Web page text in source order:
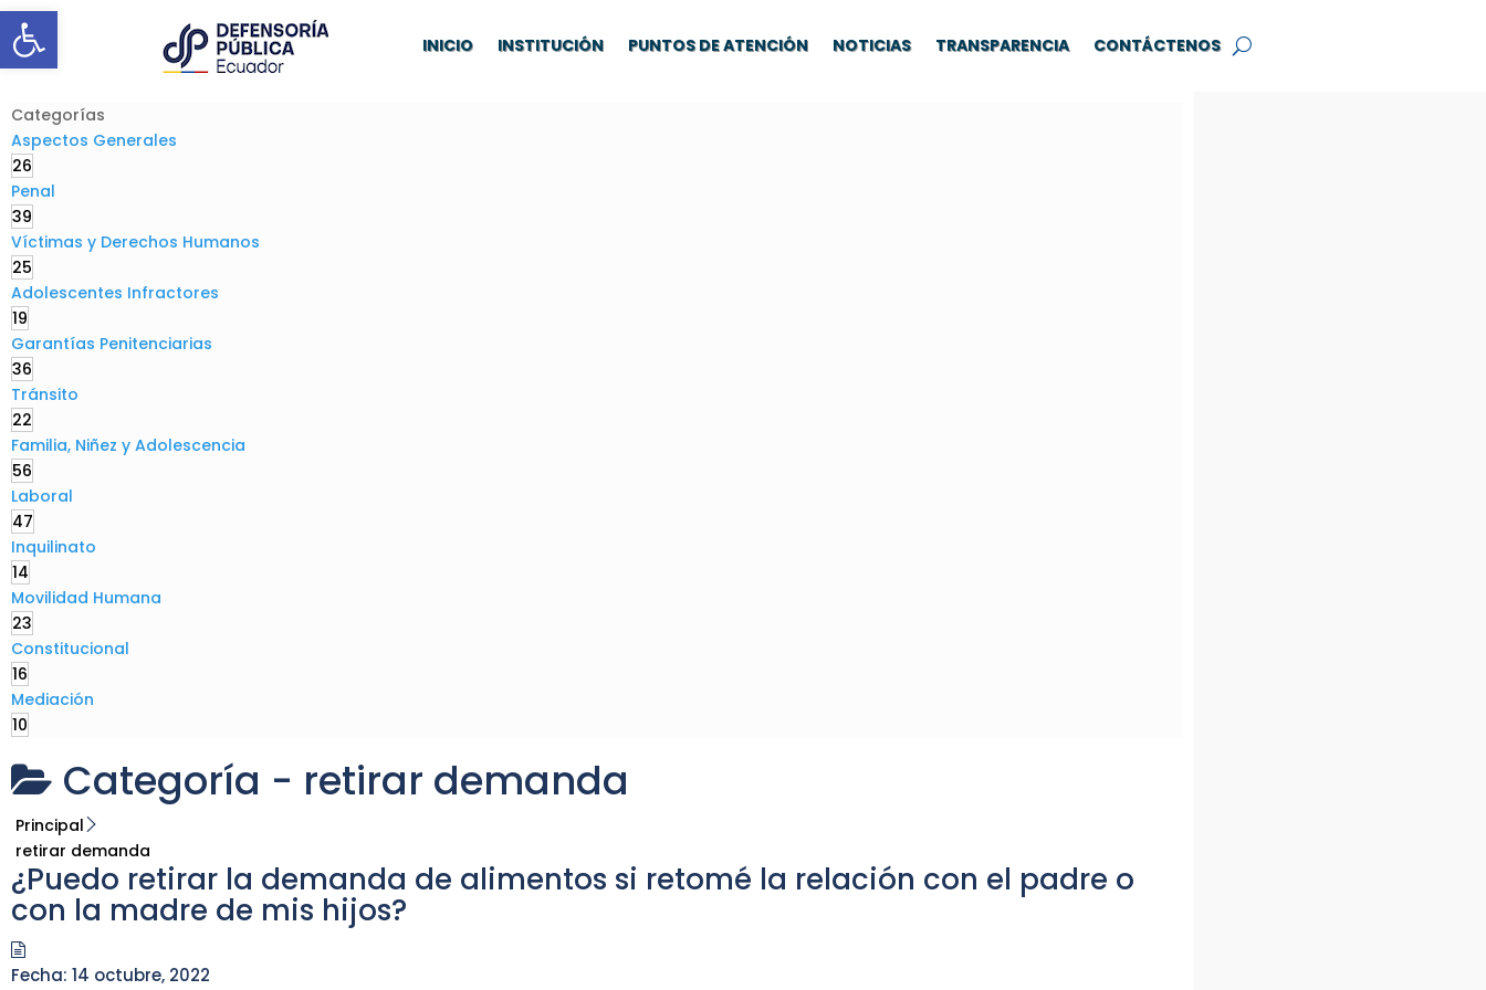
Abrir barra de herramientas INICIO INSTITUCIÓN PUNTOS DE ATENCIÓN NOTICIAS TRANSPARENCIA CONTÁCTENOS
Categorías
Aspectos Generales
26
Penal
39
Víctimas y Derechos Humanos
25
Adolescentes Infractores
19
Garantías Penitenciarias
36
Tránsito
22
Familia, Niñez y Adolescencia
56
Laboral
47
Inquilinato
14
Movilidad Humana
23
Constitucional
16
Mediación
10
Categoría - retirar demanda
Principal
retirar demanda
¿Puedo retirar la demanda de alimentos si retomé la relación con el padre o
con la madre de mis hijos?
Fecha: 14 octubre, 2022